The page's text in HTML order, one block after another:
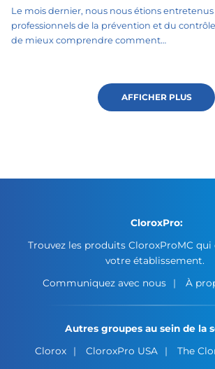
Le mois dernier, nous nous étions entretenus
professionnels de la prévention et du
de mieux comprendre comment…
AFFICHER PLUS
CloroxPro:
Trouvez les produits CloroxProMC qui
votre établissement.
Communiquez avec nous
À
Autres groupes au sein de la
Clorox
CloroxPro USA The